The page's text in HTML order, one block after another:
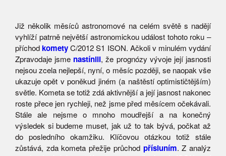
Již několik měsíců astronomové na celém světě s nadějí
vyhlíží patrně největší astronomickou událost tohoto roku –
příchodkometyC/2012 S1 ISON. Ačkoli v minulém vydání
Zpravodaje jsme nastínili, že prognózy vývoje její jasnosti
nejsou zcela nejlepší, nyní, o měsíc později, se naopak vše
ukazuje opět v poněkud jiném (a naštěstí optimističtějším)
světle. Kometa se totiž zdá aktivnější a její jasnost nakonec
roste přece jen rychleji, než jsme před měsícem očekávali.
Stále ale nejsme o mnoho moudřejší a na konečný
výsledek si budeme muset, jak už to tak bývá, počkat až
do posledního okamžiku. Klíčovou otázkou totiž stále
zůstává, zda kometa přežije průchod přísluním. Z analýz